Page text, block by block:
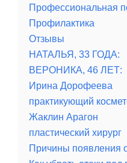
Профессиональная
Профилактика
Отзывы
НАТАЛЬЯ, 33 ГОДА:
ВЕРОНИКА, 46 ЛЕТ:
Ирина Дорофеева
практикующий
Жаклин Арагон
пластический хирург
Причины появления